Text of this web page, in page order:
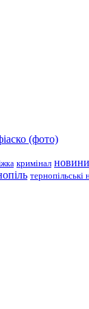
(фото)
кримінал новини
тернопільські